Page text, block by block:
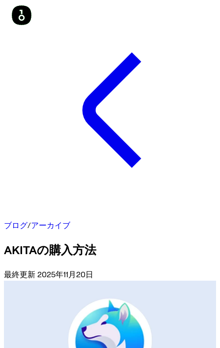
ブログ/アーカイブ
AKITAの購入方法
最終更新 2025年11月20日